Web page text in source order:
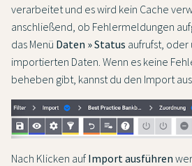
verarbeitet und es wird kein Cache
anschließend, ob Fehlermeldungen
das Menü Daten » Status aufrufst,
importierten Daten. Wenn es keine
beheben gibt, kannst du den Import
Nach Klicken auf Import ausführen